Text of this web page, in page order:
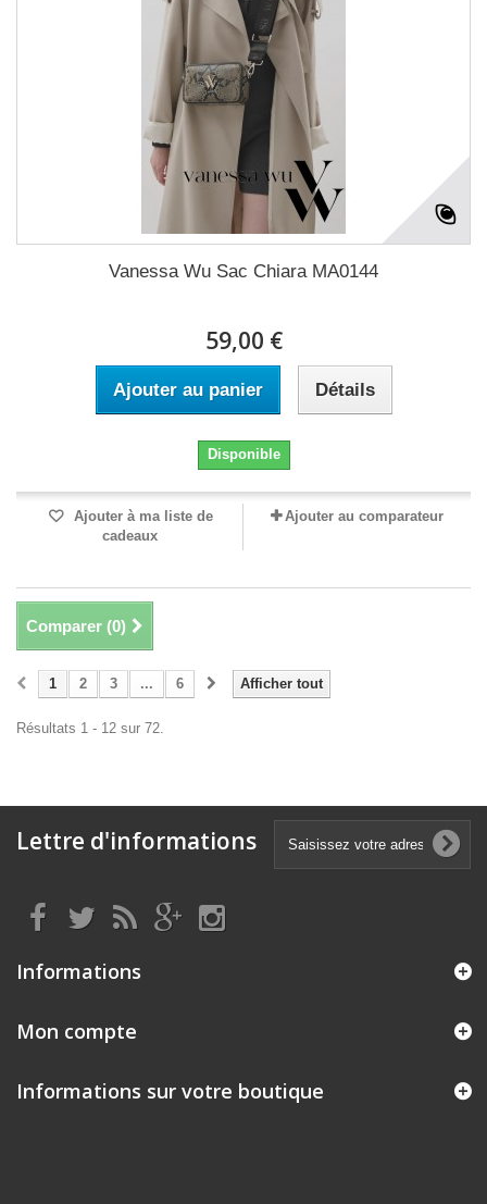
Vanessa Wu Sac Chiara MA0144
59,00 €
Ajouter au panier Détails
Disponible
Ajouter à ma liste de
cadeaux
Ajouter au comparateur
Comparer (0)
Afficher tout
1 2 3 ... 6
Résultats 1 - 12 sur 72.
Lettre d'informations
Informations
Mon compte
Informations sur votre boutique